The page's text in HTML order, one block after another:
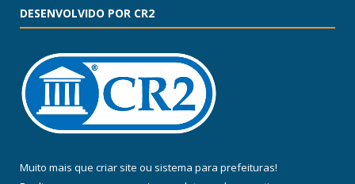
DESENVOLVIDO POR CR2
Muito mais que criar site ou sistema para prefeituras!